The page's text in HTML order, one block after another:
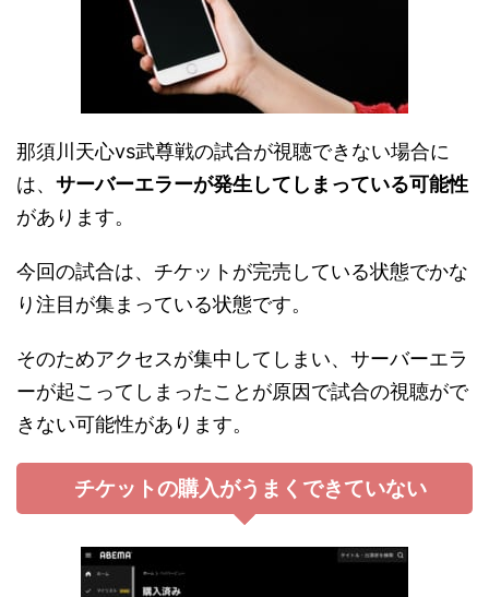
那須川天心vs武尊戦の試合が視聴できない場合に
は、 サーバーエラーが発生してしまっている可能性
があります。
今回の試合は、チケットが完売している状態でかな
り注目が集まっている状態です。
そのためアクセスが集中してしまい、サーバーエラ
ーが起こってしまったことが原因で試合の視聴がで
きない可能性があります。
チケットの購入がうまくできていない